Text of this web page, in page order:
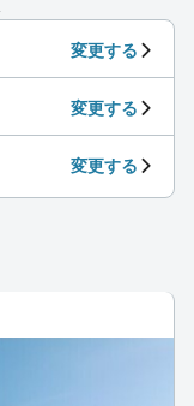
変更する
変更する
変更する